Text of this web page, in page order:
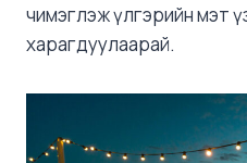
чимэглэж үлгэрийн мэт
харагдуулаарай.